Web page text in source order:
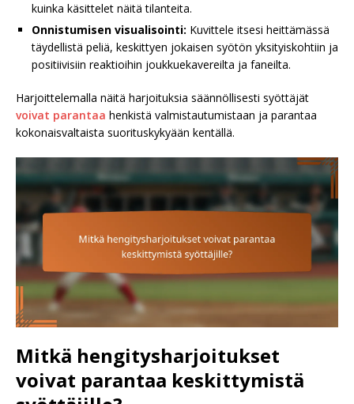
kuinka käsittelet näitä tilanteita.
Onnistumisen visualisointi: Kuvittele itsesi heittämässä
täydellistä peliä, keskittyen jokaisen syötön yksityiskohtiin ja
positiivisiin reaktioihin joukkuekavereilta ja faneilta.
Harjoittelemalla näitä harjoituksia säännöllisesti syöttäjät
voivat parantaa henkistä valmistautumistaan ja parantaa
kokonaisvaltaista suorituskykyään kentällä.
Mitkä hengitysharjoitukset
voivat parantaa keskittymistä